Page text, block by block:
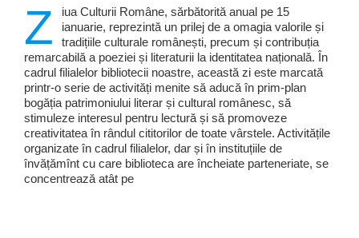
Z
iua Culturii Române, sărbătorită anual pe 15
ianuarie, reprezintă un prilej de a omagia valorile și
tradițiile culturale românești, precum și contribuția
remarcabilă a poeziei și literaturii la identitatea națională. În
cadrul filialelor bibliotecii noastre, această zi este marcată
printr-o serie de activități menite să aducă în prim-plan
bogăția patrimoniului literar și cultural românesc, să
stimuleze interesul pentru lectură și să promoveze
creativitatea în rândul cititorilor de toate vârstele. Activitățile
organizate în cadrul filialelor, dar și în instituțiile de
învățămînt cu care biblioteca are încheiate parteneriate, se
concentrează atât pe